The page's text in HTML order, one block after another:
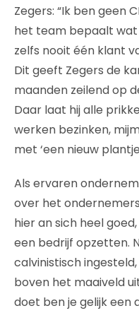
Zegers: “Ik ben geen
het team bepaalt wat
zelfs nooit één klant
Dit geeft Zegers de
maanden zeilend op
Daar laat hij alle
werken bezinken,
met ‘een nieuw
Als ervaren
over het
hier an sich heel
een bedrijf opzetten.
calvinistisch
boven het maaiveld
doet ben je gelijk een